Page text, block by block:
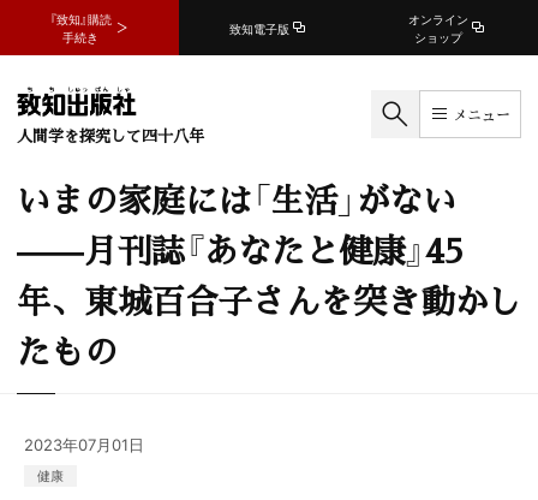
『致知』購読
手続き
致知電子版
オンライン
ショップ
人間学を探究して四十八年
メニュー
いまの家庭には「生活」がない
——月刊誌『あなたと健康』45
年、東城百合子さんを突き動かし
たもの
2023年07月01日
健康